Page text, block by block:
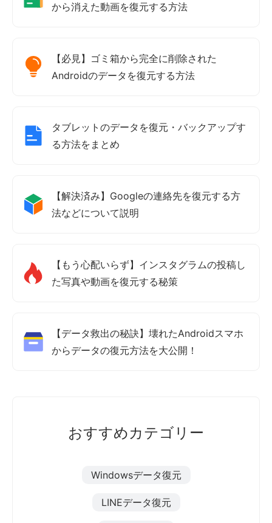
から消えた動画を復元する方法
【必見】ゴミ箱から完全に削除された
Androidのデータを復元する方法
タブレットのデータを復元・バックアップす
る方法をまとめ
【解決済み】Googleの連絡先を復元する方
法などについて説明
【もう心配いらず】インスタグラムの投稿し
た写真や動画を復元する秘策
【データ救出の秘訣】壊れたAndroidスマホ
からデータの復元方法を大公開！
おすすめカテゴリー
Windowsデータ復元
LINEデータ復元